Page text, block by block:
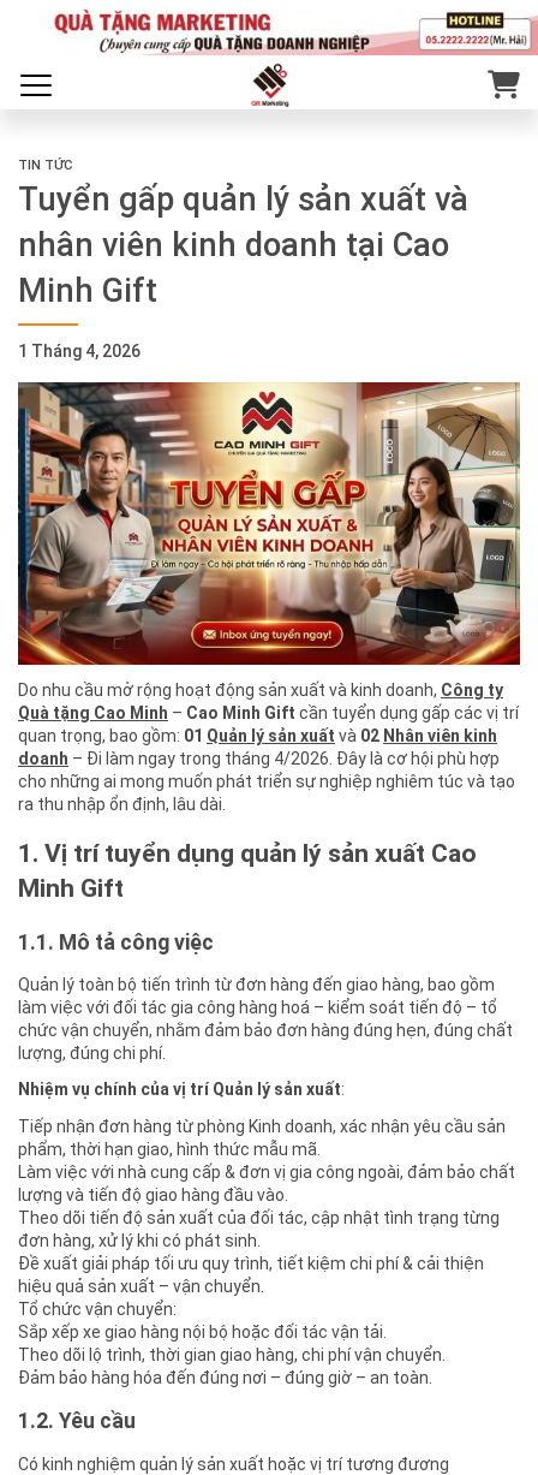
TIN TỨC
Tuyển gấp quản lý sản xuất và
nhân viên kinh doanh tại Cao
Minh Gift
1 Tháng 4, 2026
Do nhu cầu mở rộng hoạt động sản xuất và kinh doanh, Công ty
Quà tặng Cao Minh – Cao Minh Gift cần tuyển dụng gấp các vị trí
quan trọng, bao gồm: 01 Quản lý sản xuất và 02 Nhân viên kinh
doanh – Đi làm ngay trong tháng 4/2026. Đây là cơ hội phù hợp
cho những ai mong muốn phát triển sự nghiệp nghiêm túc và tạo
ra thu nhập ổn định, lâu dài.
1. Vị trí tuyển dụng quản lý sản xuất Cao
Minh Gift
1.1. Mô tả công việc
Quản lý toàn bộ tiến trình từ đơn hàng đến giao hàng, bao gồm
làm việc với đối tác gia công hàng hoá – kiểm soát tiến độ – tổ
chức vận chuyển, nhằm đảm bảo đơn hàng đúng hẹn, đúng chất
lượng, đúng chi phí.
Nhiệm vụ chính của vị trí Quản lý sản xuất:
Tiếp nhận đơn hàng từ phòng Kinh doanh, xác nhận yêu cầu sản
phẩm, thời hạn giao, hình thức mẫu mã.
Làm việc với nhà cung cấp & đơn vị gia công ngoài, đảm bảo chất
lượng và tiến độ giao hàng đầu vào.
Theo dõi tiến độ sản xuất của đối tác, cập nhật tình trạng từng
đơn hàng, xử lý khi có phát sinh.
Đề xuất giải pháp tối ưu quy trình, tiết kiệm chi phí & cải thiện
hiệu quả sản xuất – vận chuyển.
Tổ chức vận chuyển:
Sắp xếp xe giao hàng nội bộ hoặc đối tác vận tải.
Theo dõi lộ trình, thời gian giao hàng, chi phí vận chuyển.
Đảm bảo hàng hóa đến đúng nơi – đúng giờ – an toàn.
1.2. Yêu cầu
Có kinh nghiệm quản lý sản xuất hoặc vị trí tương đương